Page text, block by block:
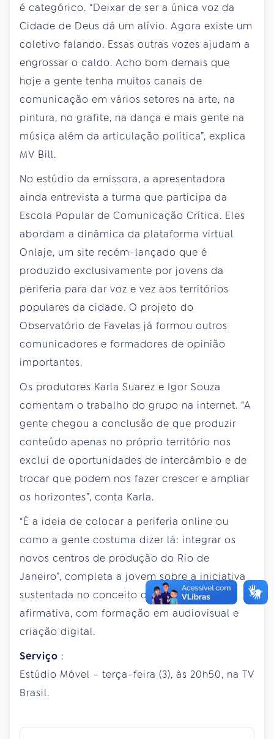
é categórico. “Deixar de ser a única voz da
Cidade de Deus dá um alívio. Agora existe um
coletivo falando. Essas outras vozes ajudam a
engrossar o caldo. Acho bom demais que
hoje a gente tenha muitos canais de
comunicação em vários setores na arte, na
pintura, no grafite, na dança e mais gente na
música além da articulação política”, explica
MV Bill.
No estúdio da emissora, a apresentadora
ainda entrevista a turma que participa da
Escola Popular de Comunicação Crítica. Eles
abordam a dinâmica da plataforma virtual
Onlaje, um site recém-lançado que é
produzido exclusivamente por jovens da
periferia para dar voz e vez aos territórios
populares da cidade. O projeto do
Observatório de Favelas já formou outros
comunicadores e formadores de opinião
importantes.
Os produtores Karla Suarez e Igor Souza
comentam o trabalho do grupo na internet. “A
gente chegou a conclusão de que produzir
conteúdo apenas no próprio território nos
exclui de oportunidades de intercâmbio e de
trocar que podem nos fazer crescer e ampliar
os horizontes”, conta Karla.
“É a ideia de colocar a periferia online ou
como a gente costuma dizer lá: integrar os
novos centros de produção do Rio de
Janeiro”, completa a jovem sobre a iniciativa
sustentada no conceito de publicidade
afirmativa, com formação em audiovisual e
criação digital.
Serviço :
Estúdio Móvel – terça-feira (3), às 20h50, na TV
Brasil.